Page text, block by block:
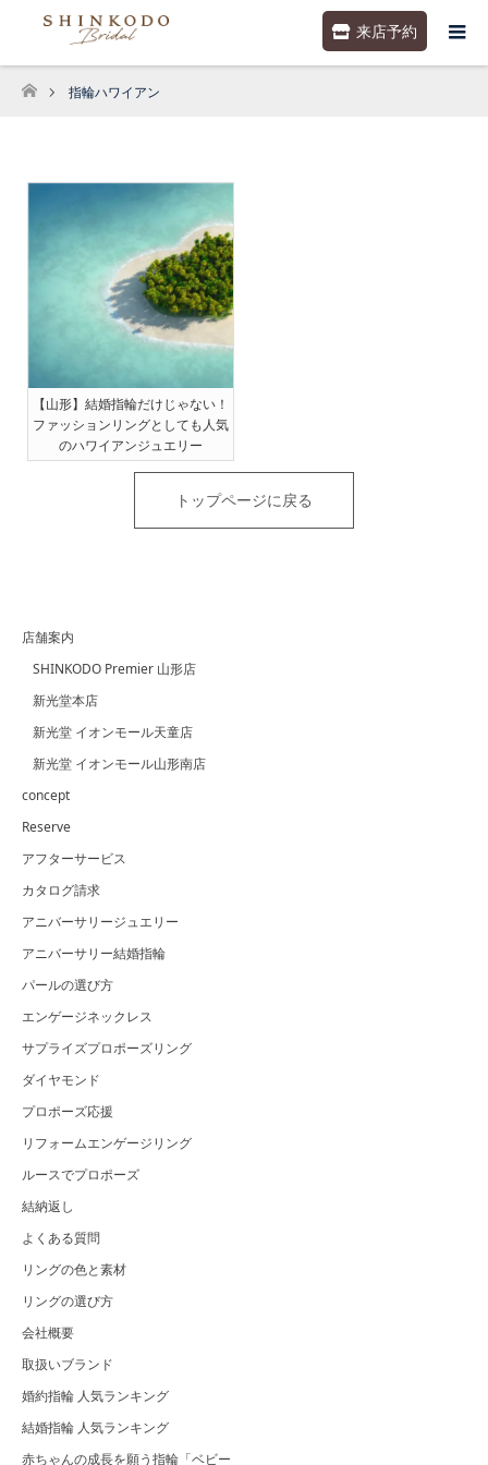
来店予約
ホーム
指輪ハワイアン
【山形】結婚指輪だけじゃない！
ファッションリングとしても人気
のハワイアンジュエリー
［2025.10.16更新］
トップページに戻る
店舗案内
SHINKODO Premier 山形店
新光堂本店
新光堂 イオンモール天童店
新光堂 イオンモール山形南店
concept
Reserve
アフターサービス
カタログ請求
アニバーサリージュエリー
アニバーサリー結婚指輪
パールの選び方
エンゲージネックレス
サプライズプロポーズリング
ダイヤモンド
プロポーズ応援
リフォームエンゲージリング
ルースでプロポーズ
結納返し
よくある質問
リングの色と素材
リングの選び方
会社概要
取扱いブランド
婚約指輪 人気ランキング
結婚指輪 人気ランキング
赤ちゃんの成長を願う指輪「ベビー